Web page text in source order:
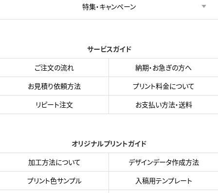
特集・キャンペーン
サービスガイド
ご注文の流れ
納期・お急ぎの方へ
お見積り依頼方法
プリント料金について
リピート注文
お支払い方法・送料
オリジナルプリントガイド
加工方法について
デザインデータ作成方法
プリント色サンプル
入稿用テンプレート